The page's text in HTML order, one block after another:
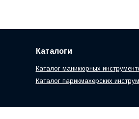
Каталоги
Каталог маникюрных
Каталог парикмахерских